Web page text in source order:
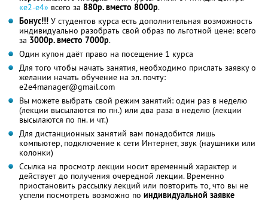
«е2-е4» всего за 880р. вместо 8000р.
Бонус!!! У студентов курса есть дополнительная возможность
индивидуально разобрать свой образ по льготной цене: всего
за 3000р. вместо 7000р.
Один купон даёт право на посещение 1 курса
Для того чтобы начать занятия, необходимо прислать заявку о
желании начать обучение на эл. почту:
e2e4manager@gmail.com
Вы можете выбрать свой режим занятий: один раз в неделю
(лекции высылаются по пн.) или два раза в неделю (лекции
высылаются по пн. и чт.)
Для дистанционных занятий вам понадобится лишь
компьютер, подключение к сети Интернет, звук (наушники или
колонки)
Ссылка на просмотр лекции носит временный характер и
действует до получения очередной лекции. Временно
приостановить рассылку лекций или повторить то, что вы не
успели посмотреть возможно по индивидуальной заявке